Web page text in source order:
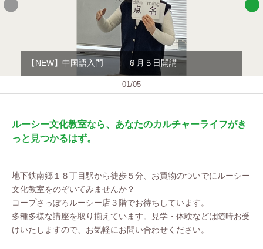
【NEW】中国語入門 ６月５日開講
01/05
ルーシー文化教室なら、あなたのカルチャーライフがき
っと見つかるはず。
地下鉄南郷１８丁目駅から徒歩５分、お買物のついでにルーシー
文化教室をのぞいてみませんか？
コープさっぽろルーシー店３階でお待ちしています。
多種多様な講座を取り揃えています。見学・体験などは随時お受
けいたしますので、お気軽にお問い合わせください。